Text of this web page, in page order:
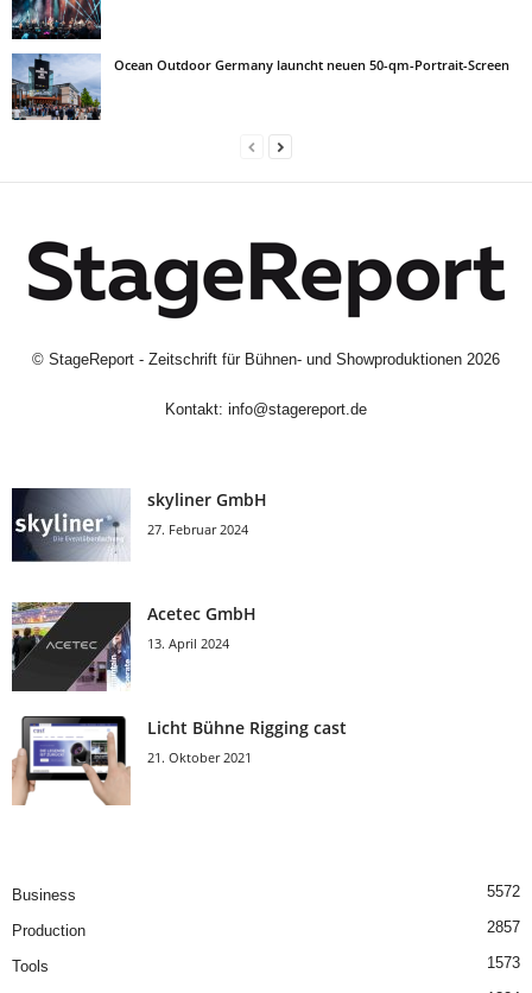
Ocean Outdoor Germany launcht neuen 50-qm-Portrait-Screen
© StageReport - Zeitschrift für Bühnen- und Showproduktionen 2026
Kontakt: info@stagereport.de
skyliner GmbH
27. Februar 2024
Acetec GmbH
13. April 2024
Licht Bühne Rigging cast
21. Oktober 2021
Business 5572
Production 2857
Tools
1573